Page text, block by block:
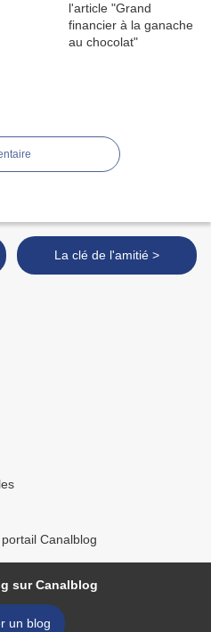
La clé de l'amitié >
Canalblog
sur Canalblog
un blog